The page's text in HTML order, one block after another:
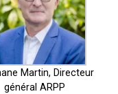
Martin, Directeur
général ARPP